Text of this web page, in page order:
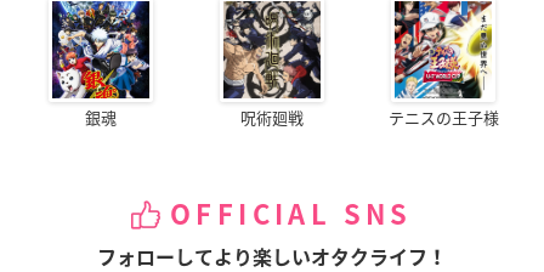
銀魂 呪術廻戦 テニスの王子様
OFFICIAL SNS
フォローしてより楽しいオタクライフ！